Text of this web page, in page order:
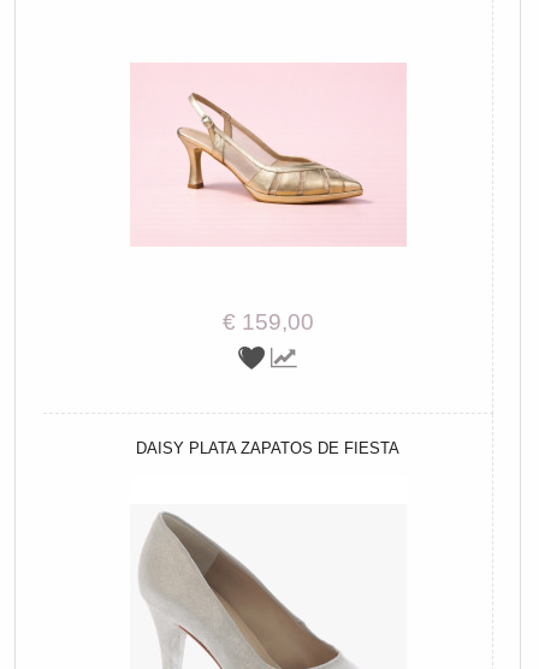
€ 159,00
DAISY PLATA ZAPATOS DE FIESTA